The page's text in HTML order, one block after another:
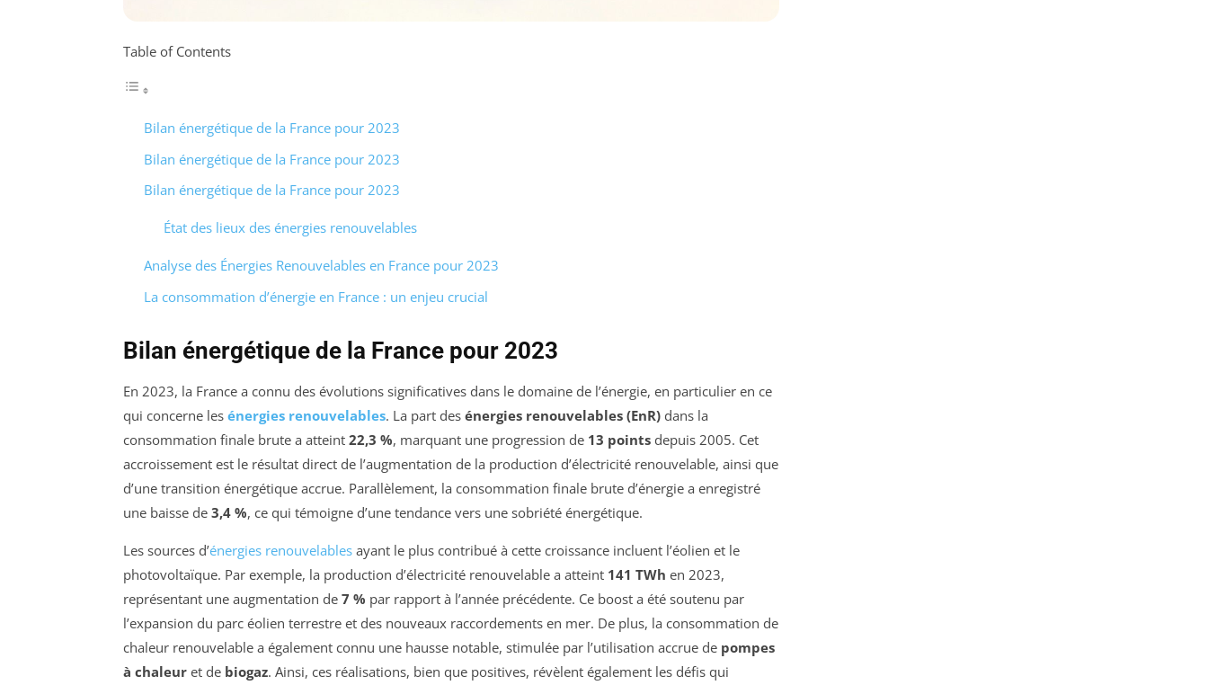
Table of Contents
Bilan énergétique de la France pour 2023
Bilan énergétique de la France pour 2023
Bilan énergétique de la France pour 2023
État des lieux des énergies renouvelables
Analyse des Énergies Renouvelables en France pour 2023
La consommation d’énergie en France : un enjeu crucial
Bilan énergétique de la France pour 2023
En 2023, la France a connu des évolutions significatives dans le domaine de l’énergie, en particulier en ce
qui concerne les énergies renouvelables. La part des énergies renouvelables (EnR) dans la
consommation finale brute a atteint 22,3 %, marquant une progression de 13 points depuis 2005. Cet
accroissement est le résultat direct de l’augmentation de la production d’électricité renouvelable, ainsi que
d’une transition énergétique accrue. Parallèlement, la consommation finale brute d’énergie a enregistré
une baisse de 3,4 %, ce qui témoigne d’une tendance vers une sobriété énergétique.
Les sources d’énergies renouvelables ayant le plus contribué à cette croissance incluent l’éolien et le
photovoltaïque. Par exemple, la production d’électricité renouvelable a atteint 141 TWh en 2023,
représentant une augmentation de 7 % par rapport à l’année précédente. Ce boost a été soutenu par
l’expansion du parc éolien terrestre et des nouveaux raccordements en mer. De plus, la consommation de
chaleur renouvelable a également connu une hausse notable, stimulée par l’utilisation accrue de pompes
à chaleur et de biogaz. Ainsi, ces réalisations, bien que positives, révèlent également les défis qui